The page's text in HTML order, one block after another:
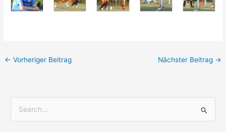
← Vorheriger Beitrag Nächster Beitrag →